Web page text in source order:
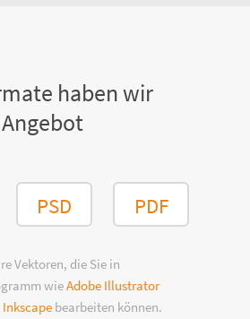
haben wir
PSD PDF
Vektoren, die Sie in
wieAdobe Illustrator
Inkscape bearbeiten können.